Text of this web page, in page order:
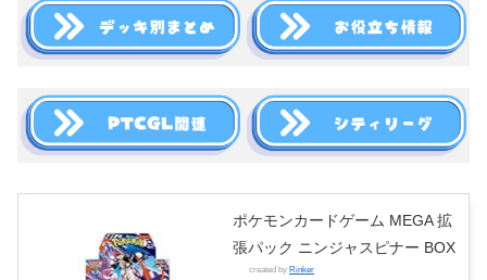
ポケモンカードゲーム MEGA 拡
張パック ニンジャスピナー BOX
created by Rinker